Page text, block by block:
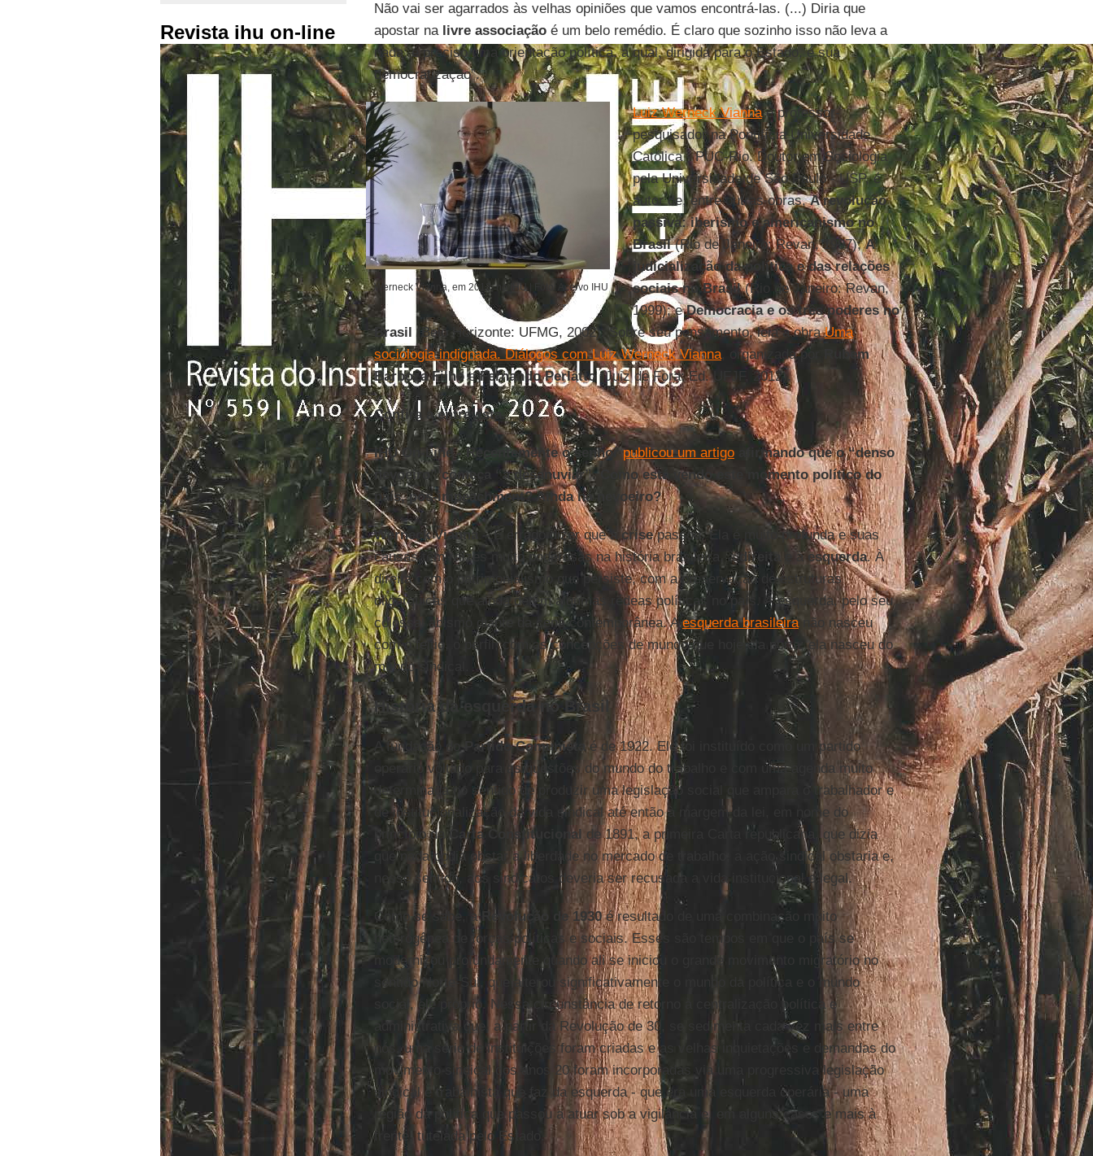
Revista ihu on-line
Não vai ser agarrados às velhas opiniões que vamos encontrá-las. (...) Diria que
apostar na livre associaçãoé um belo remédio. É claro que sozinho isso não leva a
nada; é preciso uma orientação política, a qual, dirigida para o Estado, é sua
democratização”.
Werneck Vianna, em 2013, no IHU | Foto: Acervo IHU
Luiz Werneck Viannaé professor-
pesquisador na Pontifícia Universidade
Católica - PUC-Rio. Doutor em Sociologia
pela Universidade de São Paulo - USP, é
autor de, entre outras obras,A revolução
passiva: iberismo e americanismo no
Brasil(Rio de Janeiro: Revan, 1997);A
judicialização da política e das relações
sociais no Brasil(Rio de Janeiro: Revan,
1999); eDemocracia e os três poderes no
Brasil (Belo Horizonte: UFMG, 2002). Sobre seu pensamento, leia a obraUma
sociologia indignada. Diálogos com Luiz Werneck Vianna, organizada por
Rubem
Barboza FilhoeFernando Perlatto(Juiz de Fora: Ed. UFJF, 2012).
Confira a entrevista.
IHU On-Line - Recentemente o senhorpublicou um artigoafirmando que o “denso
nevoeiro” começa “a desanuviar”. Como está vendo este momento político do
país, pós-impeachment? Ainda há nevoeiro?
Werneck Vianna –É errado dizer que a crisepassou. Ela é muito profunda e suas
causas têm raízes muito poderosas na história brasileira, àdireita e à esquerda. À
direita com o patrimonialismo que persiste, com a preservação de estruturas
oligárquicas que ainda detêm algumas rédeas políticas no país. À esquerda, pelo seu
colossal abismo diante da cena contemporânea. Aesquerda brasileiranão nasceu
com o feitio, o perfil, com as concepções de mundo que hoje ela porta; ela nasceu do
mundo sindical.
História da esquerda no Brasil
A fundação do Partido Comunista é de 1922. Ele foi instituído como um partido
operário voltado para as questões do mundo do trabalho e com uma agenda muito
determinada no sentido de produzir uma legislação social que ampara o trabalhador e
de institucionalização da vida sindical até então à margem da lei, em nome do
princípio daCarta Constitucional de 1891, a primeira Carta republicana, que dizia
que nada podia obstar a liberdade no mercado de trabalho; a ação sindical obstaria e,
nesse sentido, aos sindicatos deveria ser recusada a vida institucional e legal.
Como se sabe, a Revolução de 1930é resultado de uma combinação muito
heterogênea de forças políticas e sociais. Esses são tempos em que o país se
modernizou profundamente quando ali se iniciou o grande movimento migratório no
sentido Norte-Sul, que alterou significativamente o mundo da política e o mundo
social, ele próprio. Nessa circunstância de retorno à centralização política e
administrativa que, a partir da Revolução de 30, se sedimenta cada vez mais entre
nós, uma série de instituições foram criadas e as velhas inquietações e demandas do
movimento sindical dos anos 20 foram incorporadas via uma progressiva legislação
sindical e trabalhista que faz da esquerda - que era uma esquerda operária - uma
região da política que passou a atuar sob a vigilância e, em alguns casos e mais à
frente, tutelada pelo Estado.